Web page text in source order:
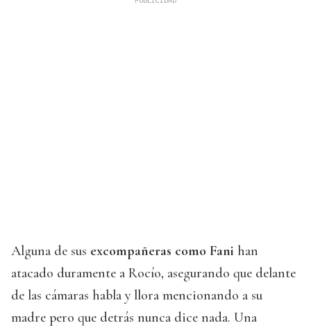
Alguna de sus excompañeras como Fani han
atacado duramente a Rocío, asegurando que delante
de las cámaras habla y llora mencionando a su
madre pero que detrás nunca dice nada. Una